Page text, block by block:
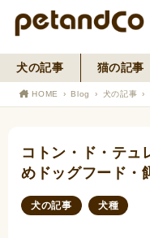
犬の記事 猫の記事
HOME Blog 犬の記事
コトン・ド・テュ
めドッグフード・
犬の記事 犬種